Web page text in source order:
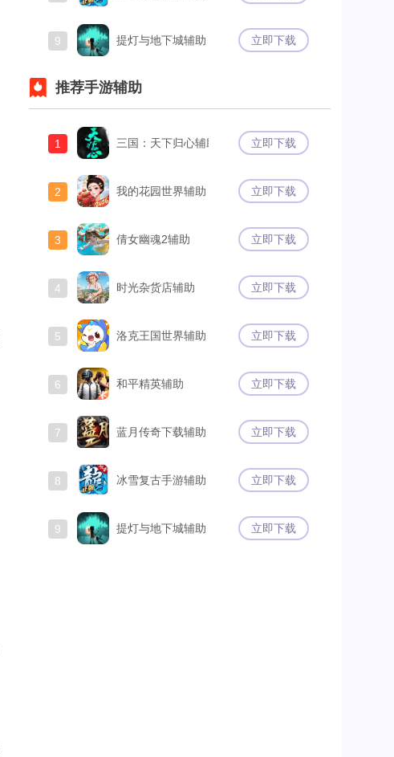
9 提灯与地下城辅助 立即下载
推荐手游辅助
1 三国：天下归心辅助 立即下载
2 我的花园世界辅助 立即下载
3 倩女幽魂2辅助 立即下载
4 时光杂货店辅助 立即下载
5 洛克王国世界辅助 立即下载
6 和平精英辅助 立即下载
7 蓝月传奇下载辅助 立即下载
8 冰雪复古手游辅助 立即下载
9 提灯与地下城辅助 立即下载